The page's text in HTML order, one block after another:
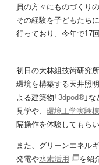
員の方々にものづくり
その経験を子どもたち
行っており、今年で17
初日の大林組技術研究
環境を構築する天井照
よる建築物「3dpod®」
見学や、 環境工学実験棟
隔操作を体験してもらい
また、グリーンエネル
発電や水素活用
を紹